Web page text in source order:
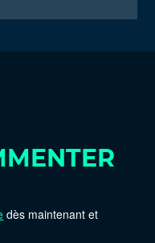
dès maintenant et